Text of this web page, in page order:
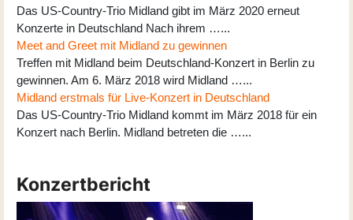
Das US-Country-Trio Midland gibt im März 2020 erneut
Konzerte in Deutschland Nach ihrem …...
Meet and Greet mit Midland zu gewinnen
Treffen mit Midland beim Deutschland-Konzert in Berlin zu
gewinnen. Am 6. März 2018 wird Midland …...
Midland erstmals für Live-Konzert in Deutschland
Das US-Country-Trio Midland kommt im März 2018 für ein
Konzert nach Berlin. Midland betreten die …...
Konzertbericht